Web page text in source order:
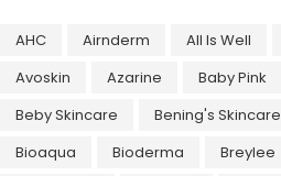
AHC Airnderm All Is Well
Avoskin
Azarine Baby Pink
Beby Skincare
Bening's Skincare
Bioaqua
Bioderma Breylee